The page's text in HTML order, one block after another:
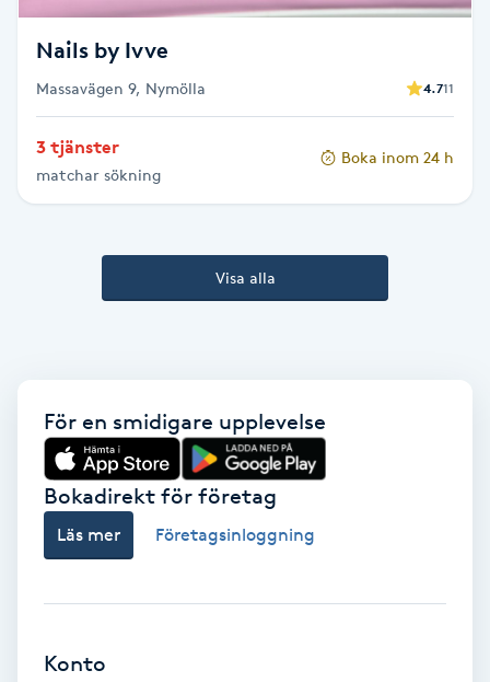
K18
Katun fransar
Kemisk peeling
Keratinbehandling
Klangmassage
Klippning
Nails by Ivve
Massavägen 9, Nymölla 4.711
3 tjänster
matchar sökning
Boka inom 24 h
Visa alla
För en smidigare upplevelse
Bokadirekt för företag
Läs mer Företagsinloggning
Konto